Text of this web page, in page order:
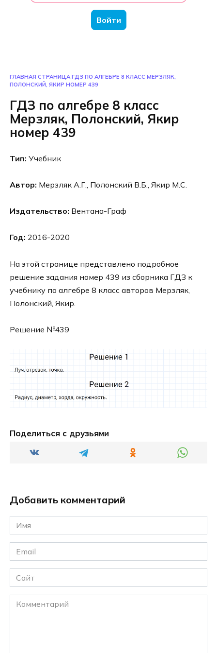
Войти
ГЛАВНАЯ СТРАНИЦА ГДЗ ПО АЛГЕБРЕ 8 КЛАСС МЕРЗЛЯК,
ПОЛОНСКИЙ, ЯКИР НОМЕР 439
ГДЗ по алгебре 8 класс
Мерзляк, Полонский, Якир
номер 439
Тип: Учебник
Автор: Мерзляк А.Г., Полонский В.Б., Якир М.С.
Издательство: Вентана-Граф
Год: 2016-2020
На этой странице представлено подробное
решение задания номер 439 из сборника ГДЗ к
учебнику по алгебре 8 класс авторов Мерзляк,
Полонский, Якир.
Решение №439
Поделиться с друзьями
Добавить комментарий
Имя
*
Email
*
Сайт
Комментарий